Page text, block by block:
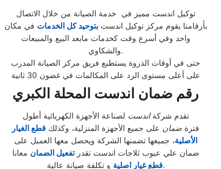
توكيل اندست مميز في خدمة الصيانة من خلال الاتصال
بأرقامنا يقوم مركز توكيل اندستبتوحيد كل الخدمات في مكان
واحد وفي أسرع وقت كخدمات مابعد البيع والمبيعات
والشكاوي.
حتى في أوقات الذروة يستطيع فريق مركز الصيانة المدرب
على أعلى مستوى الرد على المكالمات في غضون 30 ثانية
رقم ضمان اندست المحلة الكبري
تقدم شركةاندست لصناعة الأجهزة الكهربائية أطول
فترة ضمان على جميع الأجهزة المنزلية، وكذلك قطع الغيار
الأصلية، جميعها تضمنها الشركة ويحصل معها العميل على
ضمان علي عيوب ثلاجات اندست تقدرتفعيل الضمان معانا
قطع غيار اصليةو تكلفة صيانة عالية.